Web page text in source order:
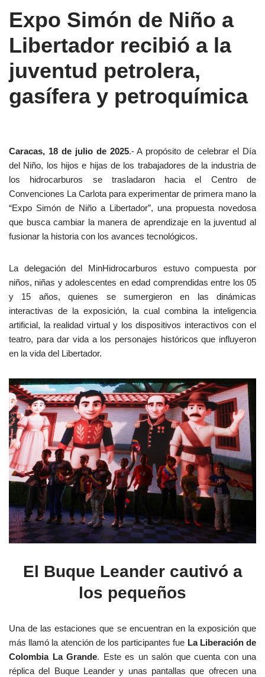
Expo Simón de Niño a
Libertador recibió a la
juventud petrolera,
gasífera y petroquímica
Caracas, 18 de julio de 2025.- A propósito de celebrar el Día
del Niño, los hijos e hijas de los trabajadores de la industria de
los hidrocarburos se trasladaron hacia el Centro de
Convenciones La Carlota para experimentar de primera mano la
“Expo Simón de Niño a Libertador”, una propuesta novedosa
que busca cambiar la manera de aprendizaje en la juventud al
fusionar la historia con los avances tecnológicos.
La delegación del MinHidrocarburos estuvo compuesta por
niños, niñas y adolescentes en edad comprendidas entre los 05
y 15 años, quienes se sumergieron en las dinámicas
interactivas de la exposición, la cual combina la inteligencia
artificial, la realidad virtual y los dispositivos interactivos con el
teatro, para dar vida a los personajes históricos que influyeron
en la vida del Libertador.
El Buque Leander cautivó a
los pequeños
Una de las estaciones que se encuentran en la exposición que
más llamó la atención de los participantes fue La Liberación de
Colombia La Grande. Este es un salón que cuenta con una
réplica del Buque Leander y unas pantallas que ofrecen una